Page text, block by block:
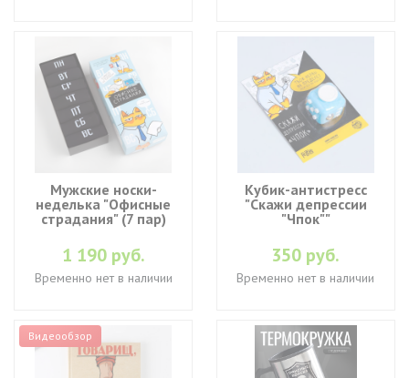
Мужские носки-
неделька "Офисные
страдания" (7 пар)
1 190 руб.
Временно нет в наличии
Кубик-антистресс
"Скажи депрессии
"Чпок""
350 руб.
Временно нет в наличии
Видеообзор